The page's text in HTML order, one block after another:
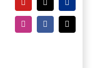
YouTubeTiktokPayPal
InstagramFacebook
E-
Mail